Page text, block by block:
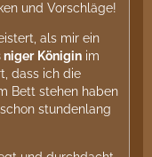
und Vorschläge!
als mir ein
niger Königin im
dass ich die
Bett stehen haben
stundenlang